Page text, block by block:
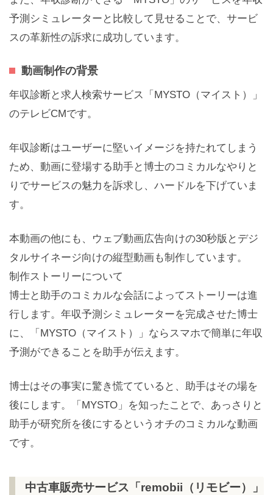
予測シミュレーターと比較して見せることで、サービ
スの革新性の訴求に成功しています。
動画制作の背景
年収診断と求人検索サービス「MYSTO（マイスト）」
のテレビCMです。
年収診断はユーザーに堅いイメージを持たれてしまう
ため、動画に登場する助手と博士のコミカルなやりと
りでサービスの魅力を訴求し、ハードルを下げていま
す。
本動画の他にも、ウェブ動画広告向けの30秒版とデジ
タルサイネージ向けの縦型動画も制作しています。
制作ストーリーについて
博士と助手のコミカルな会話によってストーリーは進
行します。年収予測シミュレーターを完成させた博士
に、「MYSTO（マイスト）」ならスマホで簡単に年収
予測ができることを助手が伝えます。
博士はその事実に驚き慌てていると、助手はその場を
後にします。「MYSTO」を知ったことで、あっさりと
助手が研究所を後にするというオチのコミカルな動画
です。
中古車販売サービス「remobii（リモビー）」